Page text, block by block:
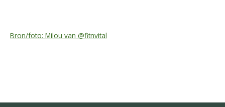
Bron/foto: Milou van @fitnvital